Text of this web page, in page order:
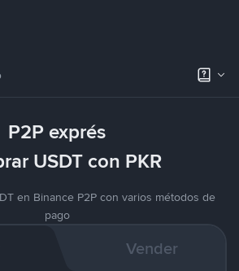
P2P exprés
USDT con PKR
en Binance P2P con varios métodos de
pago
Vender